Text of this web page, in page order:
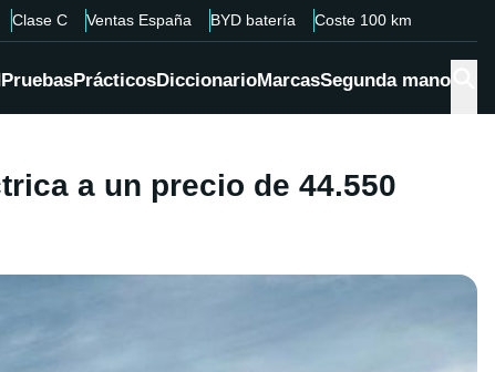
Clase C Ventas España BYD batería Coste 100 km
PruebasPrácticosDiccionarioMarcasSegunda mano
a un precio de 44.550